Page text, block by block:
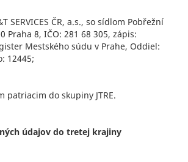
SERVICES ČR, a.s., so sídlom Pobřežní
Praha 8, IČO: 281 68 305, zápis:
Mestského súdu v Prahe, Oddiel:
12445;
patriacim do skupiny JTRE.
údajov do tretej krajiny